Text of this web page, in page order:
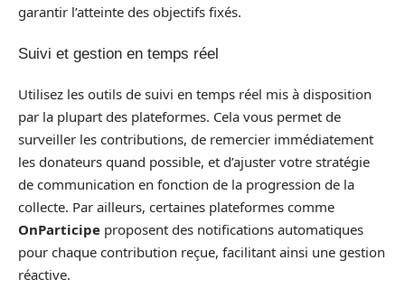
garantir l’atteinte des objectifs fixés.
Suivi et gestion en temps réel
Utilisez les outils de suivi en temps réel mis à disposition
par la plupart des plateformes. Cela vous permet de
surveiller les contributions, de remercier immédiatement
les donateurs quand possible, et d’ajuster votre stratégie
de communication en fonction de la progression de la
collecte. Par ailleurs, certaines plateformes comme
OnParticipe proposent des notifications automatiques
pour chaque contribution reçue, facilitant ainsi une gestion
réactive.